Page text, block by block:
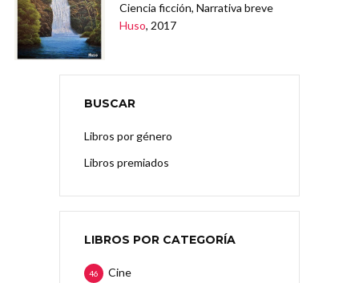
Ciencia ficción, Narrativa breve
Huso, 2017
BUSCAR
Libros por género
Libros premiados
LIBROS POR CATEGORÍA
Cine
46